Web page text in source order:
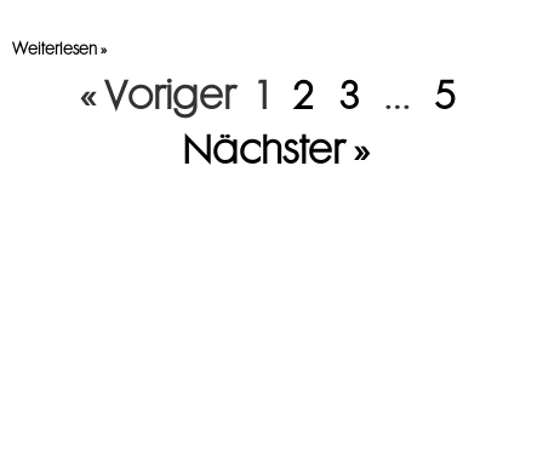
Weiterlesen »
« Voriger 1 2 3 … 5
Nächster »